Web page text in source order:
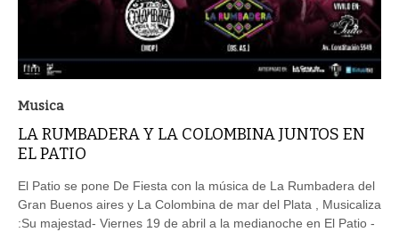
Musica
LA RUMBADERA Y LA COLOMBINA JUNTOS EN
EL PATIO
El Patio se pone De Fiesta con la música de La Rumbadera del
Gran Buenos aires y La Colombina de mar del Plata , Musicaliza
:Su majestad- Viernes 19 de abril a la medianoche en El Patio -